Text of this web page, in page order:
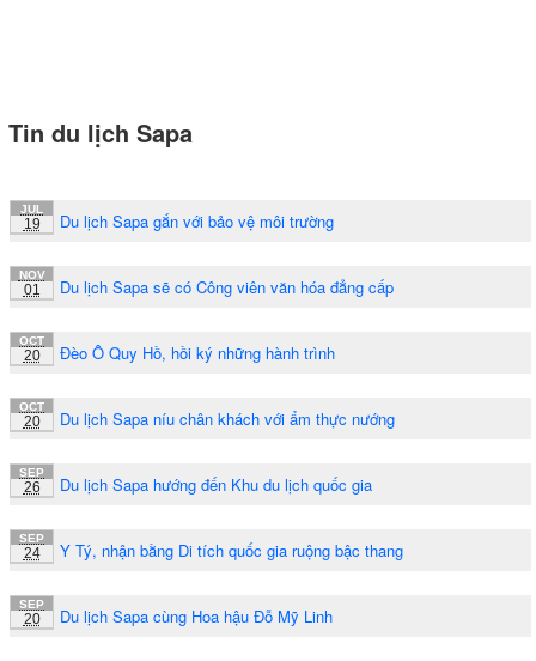
Tin du lịch Sapa
JUL
19 Du lịch Sapa gắn với bảo vệ môi trường
NOV
01 Du lịch Sapa sẽ có Công viên văn hóa đẳng cấp
OCT
20 Đèo Ô Quy Hồ, hồi ký những hành trình
OCT
20 Du lịch Sapa níu chân khách với ẩm thực nướng
SEP
26 Du lịch Sapa hướng đến Khu du lịch quốc gia
SEP
24 Y Tý, nhận bằng Di tích quốc gia ruộng bậc thang
SEP
20 Du lịch Sapa cùng Hoa hậu Đỗ Mỹ Linh